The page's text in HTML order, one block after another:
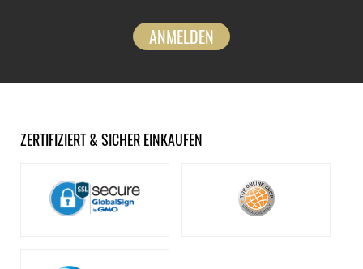
ANMELDEN
ZERTIFIZIERT & SICHER EINKAUFEN